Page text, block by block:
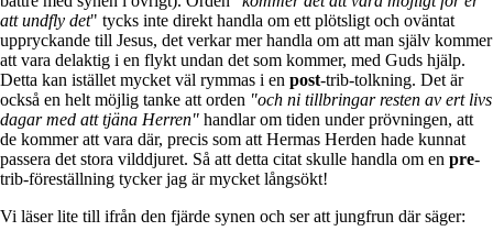
att undfly det" tycks inte direkt handla om ett plötsligt och oväntat
uppryckande till Jesus, det verkar mer handla om att man själv kommer
att vara delaktig i en flykt undan det som kommer, med Guds hjälp.
Detta kan istället mycket väl rymmas i en post-trib-tolkning. Det är
också en helt möjlig tanke att orden "och ni tillbringar resten av ert livs
dagar med att tjäna Herren" handlar om tiden under prövningen, att
de kommer att vara där, precis som att Hermas Herden hade kunnat
passera det stora vilddjuret. Så att detta citat skulle handla om en pre-
trib-föreställning tycker jag är mycket långsökt!
Vi läser lite till ifrån den fjärde synen och ser att jungfrun där säger: